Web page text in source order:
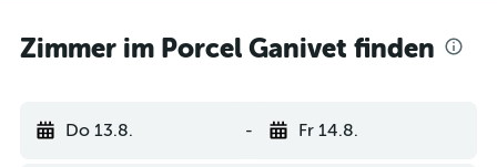
Zimmer im Porcel Ganivet finden
Do 13.8. - Fr 14.8.